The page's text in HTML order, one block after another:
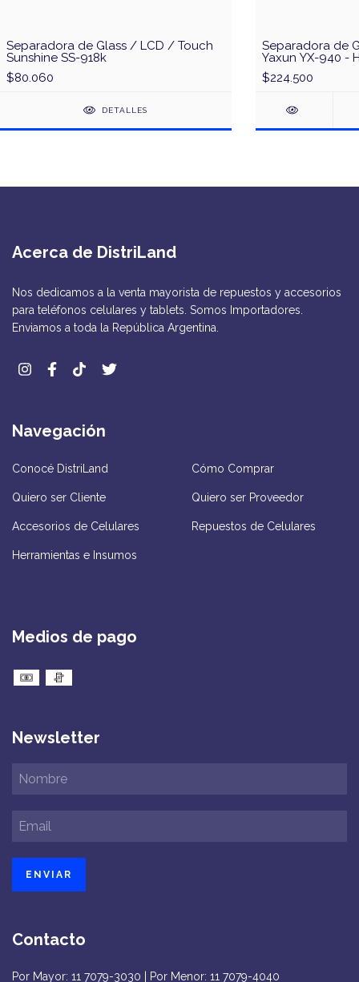
Separadora de Glass / LCD / Touch
Sunshine SS-918k
$80.060
DETALLES
Separadora de
Yaxun YX-940 -
$224.500
Acerca de DistriLand
Nos dedicamos a la venta mayorista de repuestos y accesorios
para teléfonos celulares y tablets. Somos Importadores.
Enviamos a toda la República Argentina.
Navegación
Conocé DistriLand Cómo Comprar
Quiero ser Cliente Quiero ser Proveedor
Accesorios de Celulares Repuestos de Celulares
Herramientas e Insumos
Medios de pago
Newsletter
Contacto
Por Mayor: 11 7079-3030 | Por Menor: 11 7079-4040